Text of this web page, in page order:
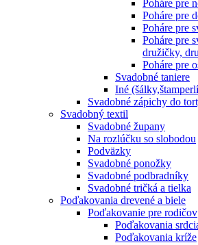
Poháre pre
Poháre pre
Poháre pre
Poháre pre
družičky,
Poháre pre
Svadobné taniere
Iné
Svadobné zápichy do
Svadobný textil
Svadobné župany
Na rozlúčku so slobodou
Podväzky
Svadobné ponožky
Svadobné podbradníky
Svadobné tričká a tielka
Poďakovania drevené a biele
Poďakovanie pre rodičov
Poďakovania
Poďakovania kríže